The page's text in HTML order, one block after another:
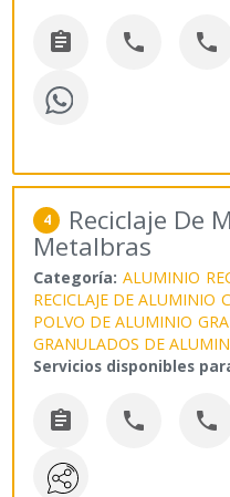
  
4 Reciclaje De
Metalbras
Categoría: ALUMINIO
RECICLAJE DE ALUMINIO
POLVO DE ALUMINIO
GRANULADOS DE
Servicios disponibles
  